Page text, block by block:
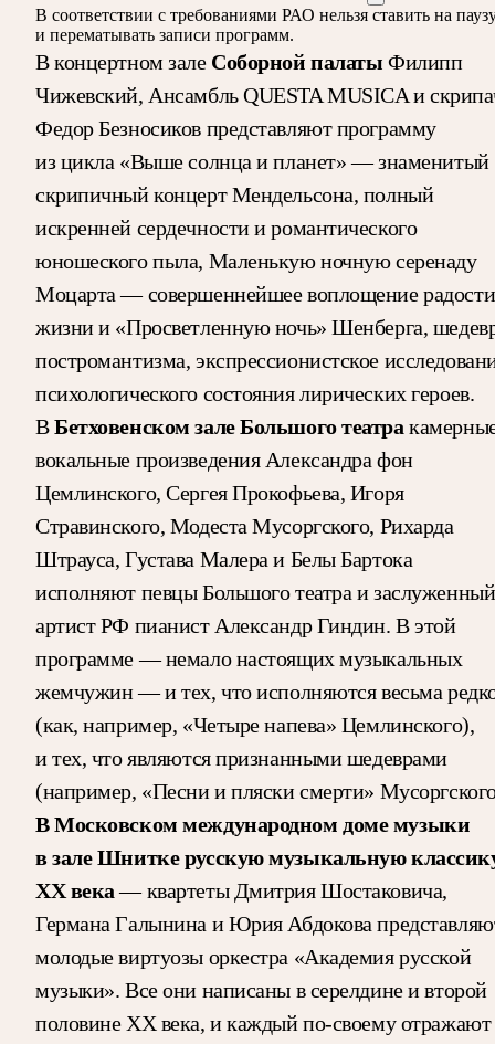
В соответствии с требованиями РАО нельзя ставить на
и перематывать записи программ.
В концертном зале Соборной палаты Филипп
Чижевский, Ансамбль QUESTA MUSICA и
Федор Безносиков представляют программу
из цикла «Выше солнца и планет» — знаменитый
скрипичный концерт Мендельсона, полный
искренней сердечности и романтического
юношеского пыла, Маленькую ночную серенаду
Моцарта — совершеннейшее воплощение радости
жизни и «Просветленную ночь» Шенберга,
постромантизма, экспрессионистское
психологического состояния лирических героев.
ВБетховенском зале Большого театра
вокальные произведения Александра фон
Цемлинского, Сергея Прокофьева, Игоря
Стравинского, Модеста Мусоргского, Рихарда
Штрауса, Густава Малера и Белы Бартока
исполняют певцы Большого театра и заслуженный
артист РФ пианист Александр Гиндин. В этой
программе — немало настоящих музыкальных
жемчужин — и тех, что исполняются весьма
(как, например, «Четыре напева» Цемлинского),
и тех, что являются признанными шедеврами
(например, «Песни и пляски смерти»
В Московском международном доме музыки
в зале Шнитке русскую музыкальную
ХХ века— квартеты Дмитрия Шостаковича,
Германа Галынина и Юрия Абдокова
молодые виртуозы оркестра «Академия русской
музыки». Все они написаны в серелдине и второй
половине ХХ века, и каждый по-своему отражают